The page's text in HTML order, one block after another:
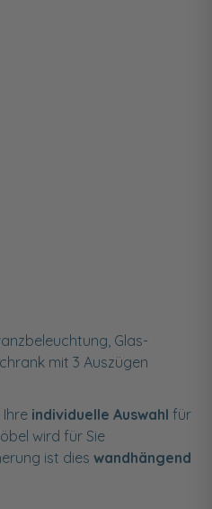
Glas-
mit 3 Auszügen
individuelle Auswahl für
wird für Sie
ist dies wandhängend